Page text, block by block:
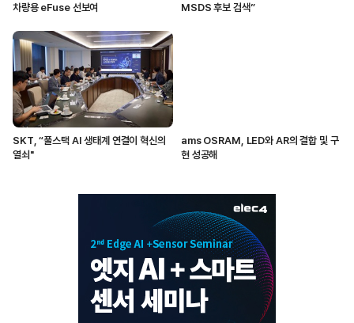
차량용 eFuse 선보여
MSDS 후보 검색”
SKT, “풀스택 AI 생태계 연결이 혁신의
열쇠"
ams OSRAM, LED와 AR의 결합 및 구
현 성공해